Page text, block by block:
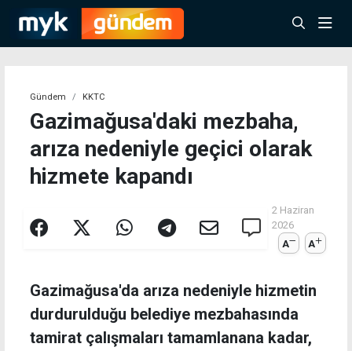
Gündem KKTC
Gazimağusa'daki mezbaha,
arıza nedeniyle geçici olarak
hizmete kapandı
2 Haziran
2026
A
A
Gazimağusa'da arıza nedeniyle hizmetin
durdurulduğu belediye mezbahasında
tamirat çalışmaları tamamlanana kadar,